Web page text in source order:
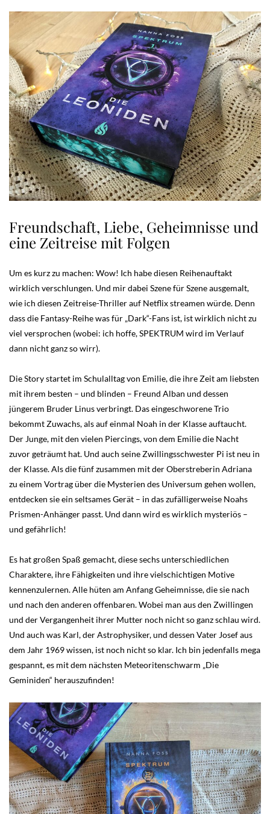
Freundschaft, Liebe, Geheimnisse und
eine Zeitreise mit Folgen
Um es kurz zu machen: Wow! Ich habe diesen Reihenauftakt
wirklich verschlungen. Und mir dabei Szene für Szene ausgemalt,
wie ich diesen Zeitreise-Thriller auf Netflix streamen würde. Denn
dass die Fantasy-Reihe was für „Dark“-Fans ist, ist wirklich nicht zu
viel versprochen (wobei: ich hoffe, SPEKTRUM wird im Verlauf
dann nicht ganz so wirr).
Die Story startet im Schulalltag von Emilie, die ihre Zeit am liebsten
mit ihrem besten – und blinden – Freund Alban und dessen
jüngerem Bruder Linus verbringt. Das eingeschworene Trio
bekommt Zuwachs, als auf einmal Noah in der Klasse auftaucht.
Der Junge, mit den vielen Piercings, von dem Emilie die Nacht
zuvor geträumt hat. Und auch seine Zwillingsschwester Pi ist neu in
der Klasse. Als die fünf zusammen mit der Oberstreberin Adriana
zu einem Vortrag über die Mysterien des Universum gehen wollen,
entdecken sie ein seltsames Gerät – in das zufälligerweise Noahs
Prismen-Anhänger passt. Und dann wird es wirklich mysteriös –
und gefährlich!
Es hat großen Spaß gemacht, diese sechs unterschiedlichen
Charaktere, ihre Fähigkeiten und ihre vielschichtigen Motive
kennenzulernen. Alle hüten am Anfang Geheimnisse, die sie nach
und nach den anderen offenbaren. Wobei man aus den Zwillingen
und der Vergangenheit ihrer Mutter noch nicht so ganz schlau wird.
Und auch was Karl, der Astrophysiker, und dessen Vater Josef aus
dem Jahr 1969 wissen, ist noch nicht so klar. Ich bin jedenfalls mega
gespannt, es mit dem nächsten Meteoritenschwarm „Die
Geminiden“ herauszufinden!